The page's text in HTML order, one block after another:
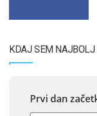
KDAJ SEM NAJBOLJ
Prvi dan